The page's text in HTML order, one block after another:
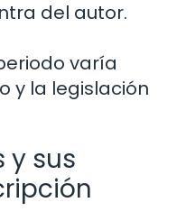
del autor.
varía
y la legislación
y sus